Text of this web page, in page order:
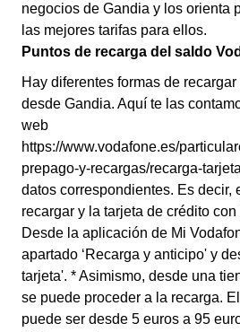
negocios de Gandia y los orienta
las mejores tarifas para ellos.
Puntos de recarga del saldo
Hay diferentes formas de
desde Gandia. Aquí te las
web
https://www.vodafone.es/
prepago-y-recargas/recarga-
datos correspondientes. Es decir,
recargar y la tarjeta de crédito
Desde la aplicación de Mi
apartado ‘Recarga y anticipo' y
tarjeta'. * Asimismo, desde una
se puede proceder a la recarga.
puede ser desde 5 euros a 95